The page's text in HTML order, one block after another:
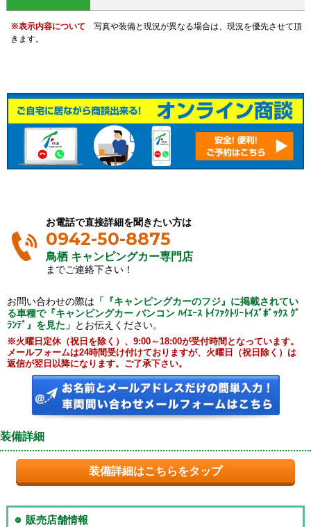
※表示内容について
写真や装備と現況が異なる場合は、現況を優先させて頂
きます。
お電話で直接詳細を聞きたい方は
0942-50-8875
鳥栖 キャンピングカー専門店
までご連絡下さい！
お問い合わせの際は 「『キャンピングカーのフジ』に掲載されてい
る車種で『キャンピングカー バンコン ﾊｲｴｰｽ ﾄｲﾌｧｸﾄﾘｰﾄｲｽﾞﾎﾞｯｸｽ ｸﾞ
ﾗﾝﾃﾞ』を見た」 とお伝えください。
※火曜日定休（祝日を除く）、9:00～18:00が受付時間となっています。
メールフォームは24時間受け付けておりますが、火曜日（祝日除く）は
返信が翌日以降になります。ご了承下さい。
装備詳細
装備詳細はこちらをタップ
販売店舗情報